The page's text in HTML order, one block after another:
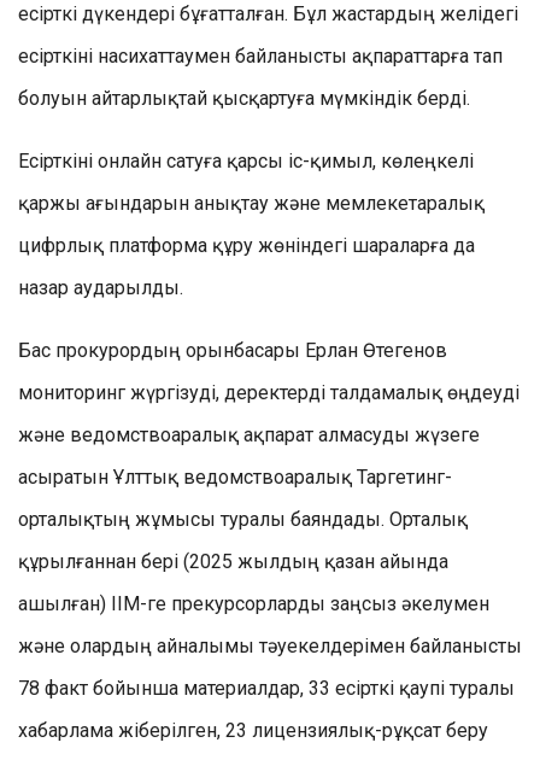
есірткі дүкендері бұғатталған. Бұл жастардың желідегі
есірткіні насихаттаумен байланысты ақпараттарға тап
болуын айтарлықтай қысқартуға мүмкіндік берді.
Есірткіні онлайн сатуға қарсы іс-қимыл, көлеңкелі
қаржы ағындарын анықтау және мемлекетаралық
цифрлық платформа құру жөніндегі шараларға да
назар аударылды.
Бас прокурордың орынбасары Ерлан Өтегенов
мониторинг жүргізуді, деректерді талдамалық өңдеуді
және ведомствоаралық ақпарат алмасуды жүзеге
асыратын Ұлттық ведомствоаралық Таргетинг-
орталықтың жұмысы туралы баяндады. Орталық
құрылғаннан бері (2025 жылдың қазан айында
ашылған) ІІМ-ге прекурсорларды заңсыз әкелумен
және олардың айналымы тәуекелдерімен байланысты
78 факт бойынша материалдар, 33 есірткі қаупі туралы
хабарлама жіберілген, 23 лицензиялық-рұқсат беру